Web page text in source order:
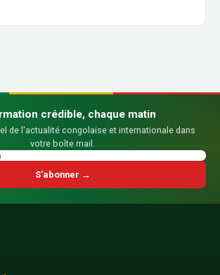
crédible, chaque matin
de l'actualité congolaise et internationale dans
votre boîte mail.
S'abonner →